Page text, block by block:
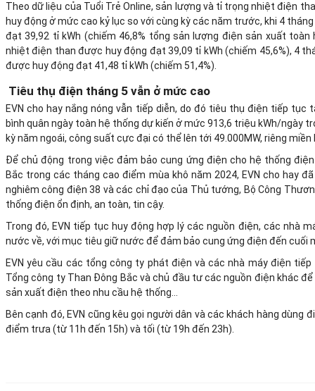
Theo dữ liệu của Tuổi Trẻ Online, sản lượng và tỉ trọng nhiệt điện
huy động ở mức cao kỷ lục so với cùng kỳ các năm trước, khi 4
đạt 39,92 tỉ kWh (chiếm 46,8% tổng sản lượng điện sản xuất
nhiệt điện than được huy động đạt 39,09 tỉ kWh (chiếm 45,6%), 4
được huy động đạt 41,48 tỉ kWh (chiếm 51,4%).
Tiêu thụ điện tháng 5 vẫn ở mức cao
EVN cho hay nắng nóng vẫn tiếp diễn, do đó tiêu thụ điện tiếp
bình quân ngày toàn hệ thống dự kiến ở mức 913,6 triệu kWh/ngày
kỳ năm ngoái, công suất cực đại có thể lên tới 49.000MW, riêng miền
Để chủ động trong việc đảm bảo cung ứng điện cho hệ thống
Bắc trong các tháng cao điểm mùa khô năm 2024, EVN cho hay
nghiêm công điện 38 và các chỉ đạo của Thủ tướng, Bộ Công
thống điện ổn định, an toàn, tin cậy.
Trong đó, EVN tiếp tục huy động hợp lý các nguồn điện, các nhà
nước về, với mục tiêu giữ nước để đảm bảo cung ứng điện đến cuối
EVN yêu cầu các tổng công ty phát điện và các nhà máy điện tiếp
Tổng công ty Than Đông Bắc và chủ đầu tư các nguồn điện khác
sản xuất điện theo nhu cầu hệ thống...
Bên cạnh đó, EVN cũng kêu gọi người dân và các khách hàng dùng
điểm trưa (từ 11h đến 15h) và tối (từ 19h đến 23h).